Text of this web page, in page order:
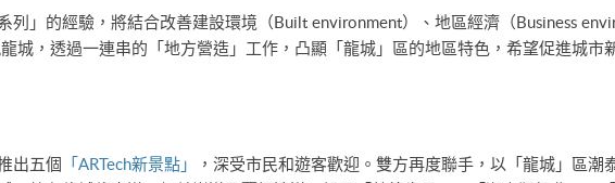
」的經驗，將結合改善建設環境（Built environment）、地區經濟（Business
城，透過一連串的「地方營造」工作，凸顯「龍城」區的地區特色，希望促進城市
出五個 「ARTech新景點」
，深受市民和遊客歡迎。雙方再度聯手，以「龍城」區潮